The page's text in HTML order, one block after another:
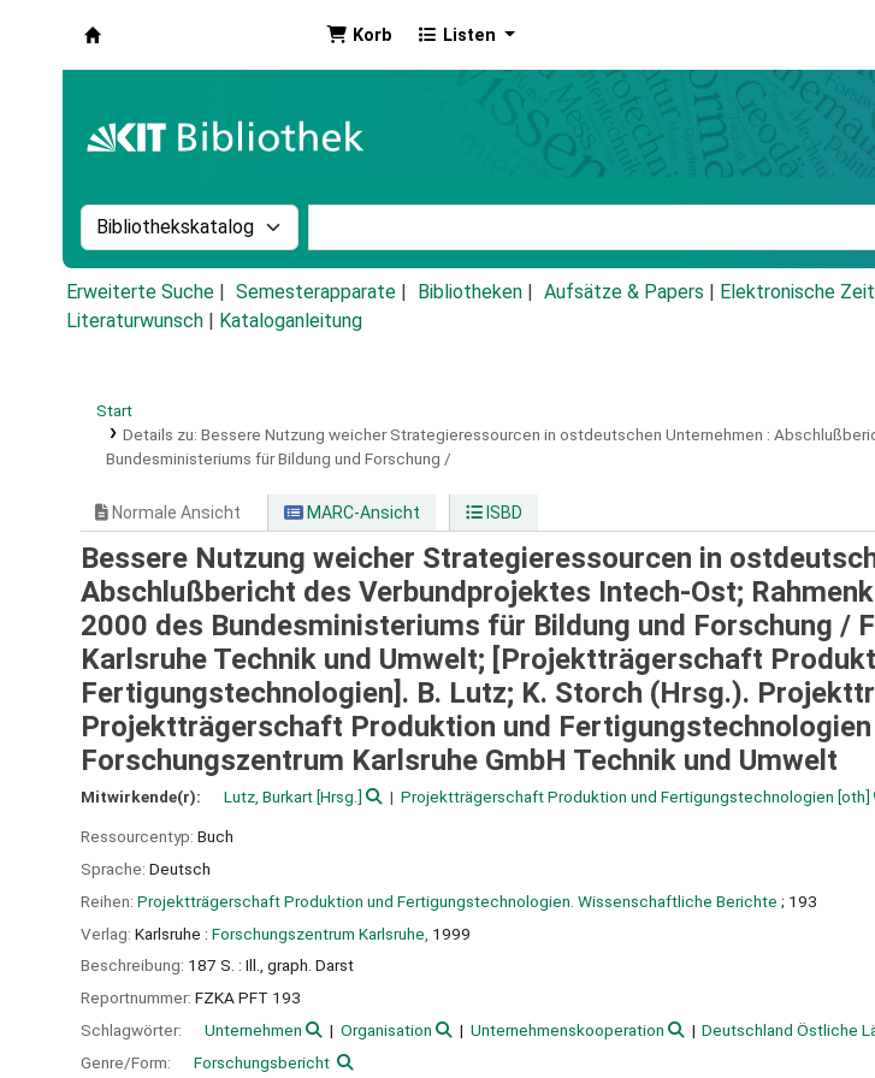
Korb Listen
Suche im Katalog nach:
Erweiterte Suche Semesterapparate Bibliotheken Aufsätze & Papers Elektronische
Literaturwunsch
Kataloganleitung
Start
Details zu: Bessere Nutzung weicher Strategieressourcen in ostdeutschen Unternehmen :
Bundesministeriums für Bildung und Forschung /
Normale Ansicht MARC-Ansicht ISBD
Bessere Nutzung weicher Strategieressourcen in
Abschlußbericht des Verbundprojektes Intech-Ost;
2000 des Bundesministeriums für Bildung und Forschung /
Karlsruhe Technik und Umwelt; [Projektträgerschaft
Fertigungstechnologien]. B. Lutz; K. Storch (Hrsg.).
Projektträgerschaft Produktion und
Forschungszentrum Karlsruhe GmbH Technik und Umwelt
Mitwirkende(r): Lutz, Burkart [Hrsg.] Projektträgerschaft Produktion und Fertigungstechnologien [oth]
Ressourcentyp: Buch
Sprache: Deutsch
Reihen: Projektträgerschaft Produktion und Fertigungstechnologien. Wissenschaftliche Berichte ; 193
Verlag: Karlsruhe : Forschungszentrum Karlsruhe, 1999
Beschreibung: 187 S. : Ill., graph. Darst
Reportnummer: FZKA PFT 193
Schlagwörter:
Unternehmen Organisation Unternehmenskooperation
Deutschland Östliche
Genre/Form:
Forschungsbericht